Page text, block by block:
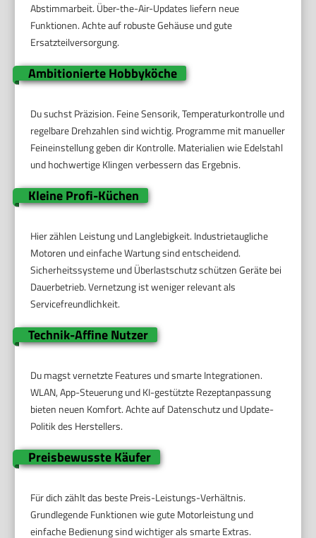
Abstimmarbeit. Über-the-Air-Updates liefern neue
Funktionen. Achte auf robuste Gehäuse und gute
Ersatzteilversorgung.
Ambitionierte Hobbyköche
Du suchst Präzision. Feine Sensorik, Temperaturkontrolle und
regelbare Drehzahlen sind wichtig. Programme mit manueller
Feineinstellung geben dir Kontrolle. Materialien wie Edelstahl
und hochwertige Klingen verbessern das Ergebnis.
Kleine Profi-Küchen
Hier zählen Leistung und Langlebigkeit. Industrietaugliche
Motoren und einfache Wartung sind entscheidend.
Sicherheitssysteme und Überlastschutz schützen Geräte bei
Dauerbetrieb. Vernetzung ist weniger relevant als
Servicefreundlichkeit.
Technik-Affine Nutzer
Du magst vernetzte Features und smarte Integrationen.
WLAN, App-Steuerung und KI-gestützte Rezeptanpassung
bieten neuen Komfort. Achte auf Datenschutz und Update-
Politik des Herstellers.
Preisbewusste Käufer
Für dich zählt das beste Preis-Leistungs-Verhältnis.
Grundlegende Funktionen wie gute Motorleistung und
einfache Bedienung sind wichtiger als smarte Extras.